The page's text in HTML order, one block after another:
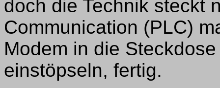
doch die Technik steckt
Communication (PLC)
Modem in die
einstöpseln, fertig.